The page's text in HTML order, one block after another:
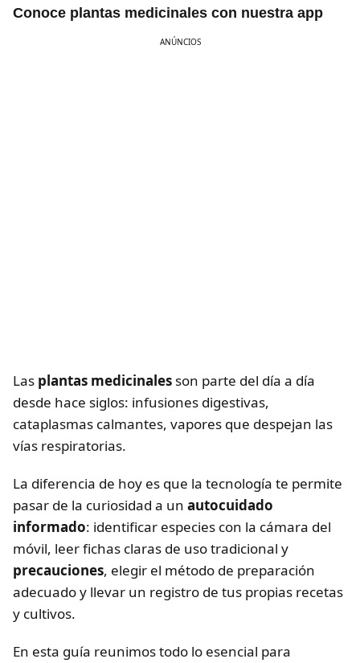
Conoce plantas medicinales con nuestra app
ANÚNCIOS
Las plantas medicinales son parte del día a día
desde hace siglos: infusiones digestivas,
cataplasmas calmantes, vapores que despejan las
vías respiratorias.
La diferencia de hoy es que la tecnología te permite
pasar de la curiosidad a un autocuidado
informado: identificar especies con la cámara del
móvil, leer fichas claras de uso tradicional y
precauciones, elegir el método de preparación
adecuado y llevar un registro de tus propias recetas
y cultivos.
En esta guía reunimos todo lo esencial para